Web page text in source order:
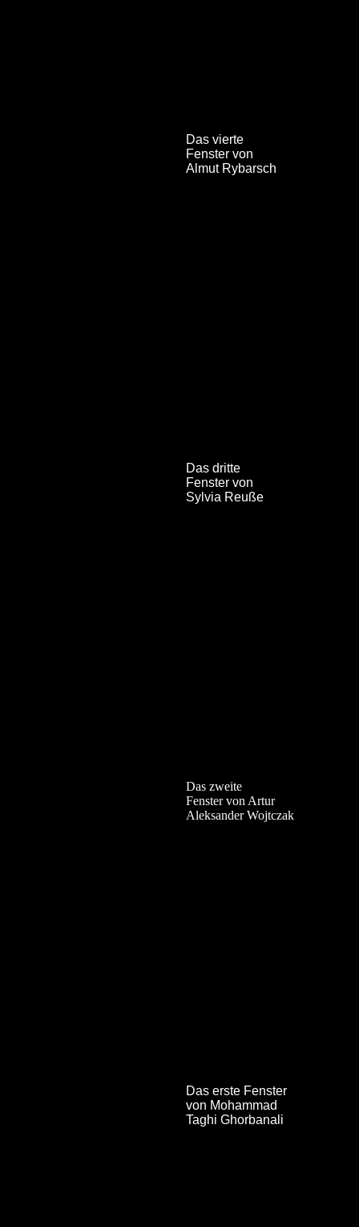
Das vierte
Fenster von
Almut Rybarsch
Das dritte
Fenster von
Sylvia Reuße
Das zweite
Fenster von Artur
Aleksander Wojtczak
Das erste Fenster
von Mohammad
Taghi Ghorbanali